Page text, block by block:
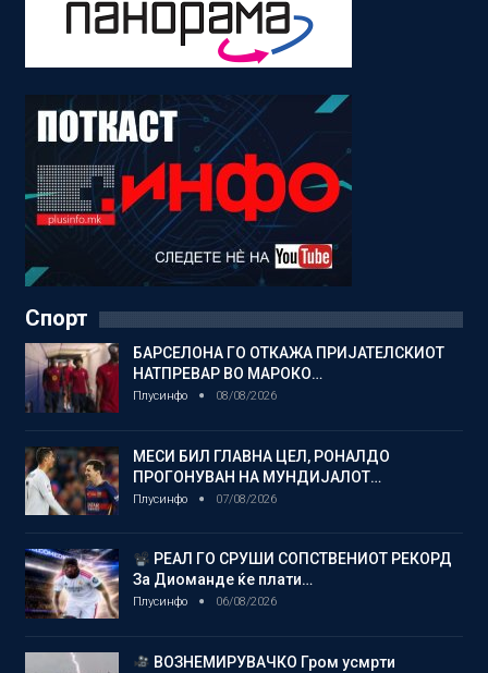
Спорт
БАРСЕЛОНА ГО ОТКАЖА ПРИЈАТЕЛСКИОТ
НАТПРЕВАР ВО МАРОКО…
Плусинфо 08/08/2026
МЕСИ БИЛ ГЛАВНА ЦЕЛ, РОНАЛДО
ПРОГОНУВАН НА МУНДИЈАЛОТ…
Плусинфо 07/08/2026
РЕАЛ ГО СРУШИ СОПСТВЕНИОТ РЕКОРД
За Диоманде ќе плати…
Плусинфо 06/08/2026
ВОЗНЕМИРУВАЧКО Гром усмрти